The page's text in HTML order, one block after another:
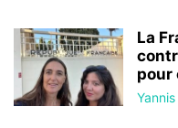
La
pour
Yannis